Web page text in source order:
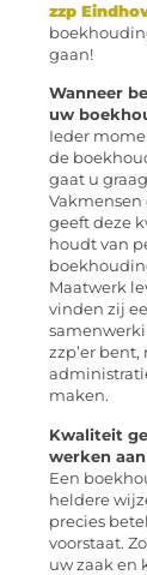
zzp
gaan!
Wanneer
uw
Ieder
de
gaat u
Vakmensen
geeft deze
houdt van
Maatwerk
vinden zij
zzp’er
maken.
Kwaliteit
werken
Een
heldere
precies
voorstaat.
uw zaak en